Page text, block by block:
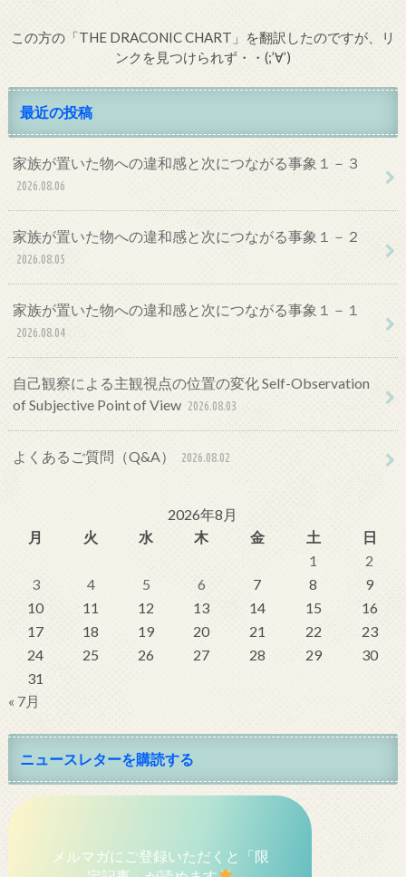
この方の「THE DRACONIC CHART」を翻訳したのですが、リ
ンクを見つけられず・・(;’∀’)
最近の投稿
家族が置いた物への違和感と次につながる事象１－３
2026.08.06
家族が置いた物への違和感と次につながる事象１－２
2026.08.05
家族が置いた物への違和感と次につながる事象１－１
2026.08.04
自己観察による主観視点の位置の変化 Self-Observation
of Subjective Point of View 2026.08.03
よくあるご質問（Q&A） 2026.08.02
2026年8月
月
火 水 木 金 土
日
1
2
3
4 5 6 7 8
9
10
11 12 13 14 15
16
17
18 19 20 21 22
23
24
25 26 27 28 29
30
31
« 7月
ニュースレターを購読する
メルマガにご登録いただくと「限